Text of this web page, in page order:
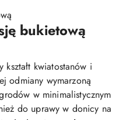
bukietową
kształt kwiatostanów i
odmiany wymarzoną
w minimalistycznym
do uprawy w donicy na